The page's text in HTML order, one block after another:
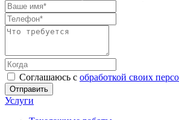
Соглашаюсь с обработкой своих
Отправить
Услуги